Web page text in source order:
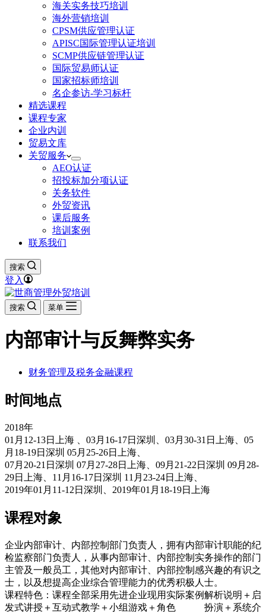
海关实务技巧培训
海外营销培训
CPSM供应管理认证
APISC国际管理认证培训
SCMP供应链管理认证
国际贸易师认证
国家招标师培训
名企参访-学习标杆
精选课程
课程专家
企业内训
贸易文库
关贸服务
AEO认证
招投标加分项认证
关务软件
外贸资讯
课后服务
培训案例
联系我们
搜索
登入
搜索 菜单
内部审计与反舞弊实务
财务管理及税务金融课程
时间地点
2018年
01月12-13日上海 、03月16-17日深圳、03月30-31日上海、05
月18-19日深圳 05月25-26日上海、
07月20-21日深圳 07月27-28日上海、09月21-22日深圳 09月28-
29日上海、11月16-17日深圳 11月23-24日上海、
2019年01月11-12日深圳、2019年01月18-19日上海
课程对象
企业内部审计、内部控制部门负责人，拥有内部审计职能的纪
检监察部门负责人，从事内部审计、内部控制实务操作的部门
主管及一般员工，其他对内部审计、内部控制感兴趣的有识之
士，以及想提高企业综合管理能力的优秀积极人士。
课程特色：课程全部采用先进企业现用实际案例解析说明＋启
发式讲授＋互动式教学＋小组游戏＋角色 扮演＋系统介